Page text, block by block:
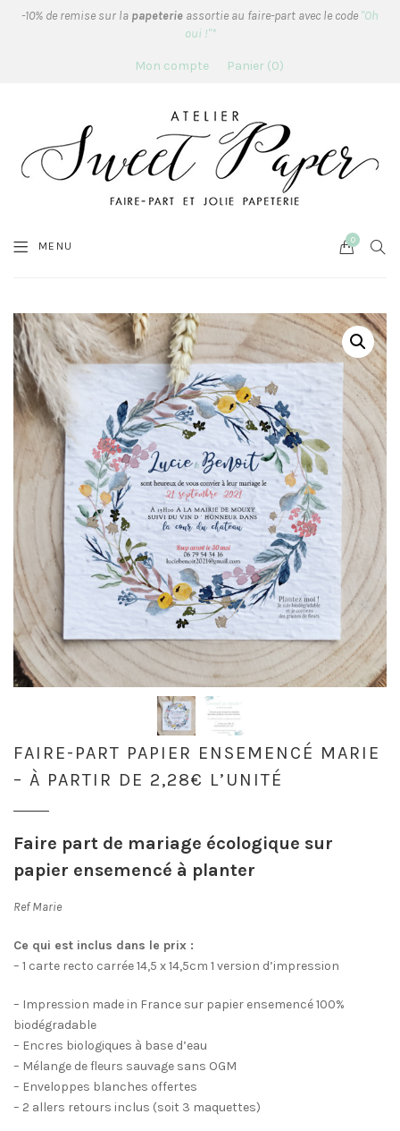
-10% de remise sur la papeterie assortie au faire-part avec le code "Oh
oui !"*
Mon compte Panier 0
MENU Cart
0
FAIRE-PART PAPIER ENSEMENCÉ MARIE
– À PARTIR DE 2,28€ L’UNITÉ
Faire part de mariage écologique sur
papier ensemencé à planter
Ref Marie
Ce qui est inclus dans le prix :
– 1 carte recto carrée 14,5 x 14,5cm 1 version d’impression
– Impression made in France sur papier ensemencé 100%
biodégradable
– Encres biologiques à base d’eau
– Mélange de fleurs sauvage sans OGM
– Enveloppes blanches offertes
– 2 allers retours inclus (soit 3 maquettes)